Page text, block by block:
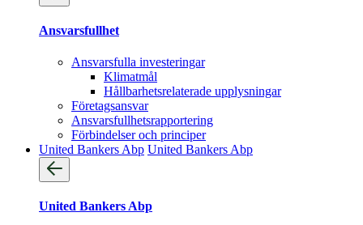
Ansvarsfullhet
Ansvarsfulla investeringar
Klimatmål
Hållbarhetsrelaterade upplysningar
Företagsansvar
Ansvarsfullhets­rapportering
Förbindelser och principer
United Bankers Abp United Bankers Abp
United Bankers Abp